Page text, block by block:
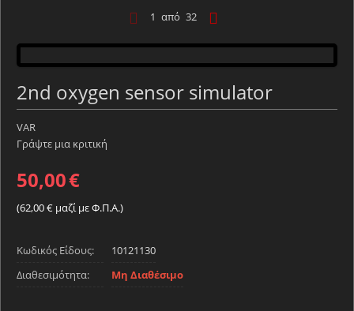
1 από 32
2nd oxygen sensor simulator
VAR
Γράψτε μια κριτική
50,00€
(62,00€ μαζί με Φ.Π.Α.)
Κωδικός Είδους:
10121130
Διαθεσιμότητα:
Μη Διαθέσιμο